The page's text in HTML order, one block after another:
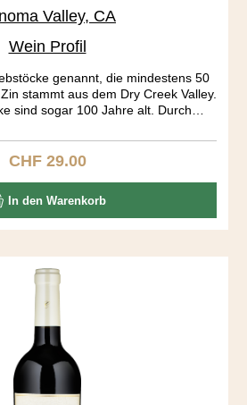
Valley, CA
Wein Profil
genannt, die mindestens 50
stammt aus dem Dry Creek Valley.
sind sogar 100 Jahre alt. Durch
als dem klassischen Rebstock.
Stöcke nicht nötig, „dry farming“.
Must have wine.
Regulärer Preis:
CHF 29.00
In den Warenkorb